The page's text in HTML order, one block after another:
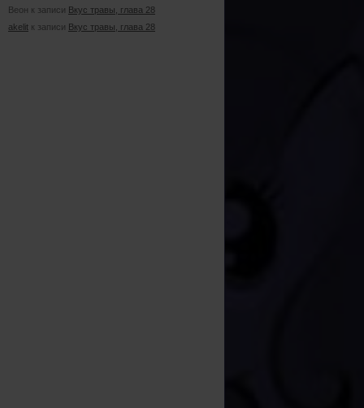
Веон к записи Вкус травы, глава 28
akelit к записи Вкус травы, глава 28